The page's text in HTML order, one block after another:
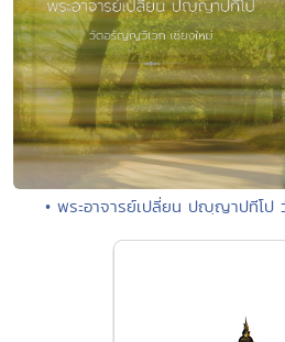
• พระอาจารย์เปลี่ยน ปญฺญาปทีโป